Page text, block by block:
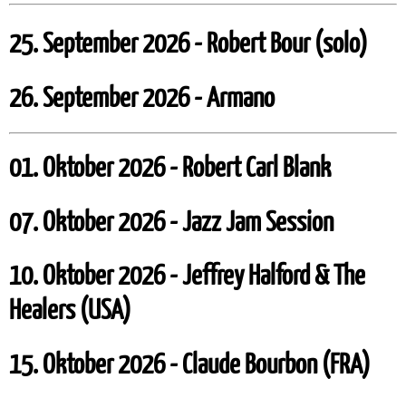
25. September 2026 - Robert Bour (solo)
26. September 2026 - Armano
01. Oktober 2026 - Robert Carl Blank
07. Oktober 2026 - Jazz Jam Session
10. Oktober 2026 - Jeffrey Halford & The
Healers (USA)
15. Oktober 2026 - Claude Bourbon (FRA)